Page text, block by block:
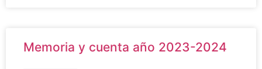
Memoria y cuenta año 2023-2024